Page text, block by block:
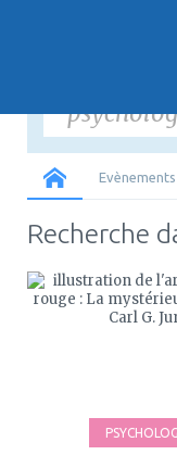
Evènements
Recherche
à
mes